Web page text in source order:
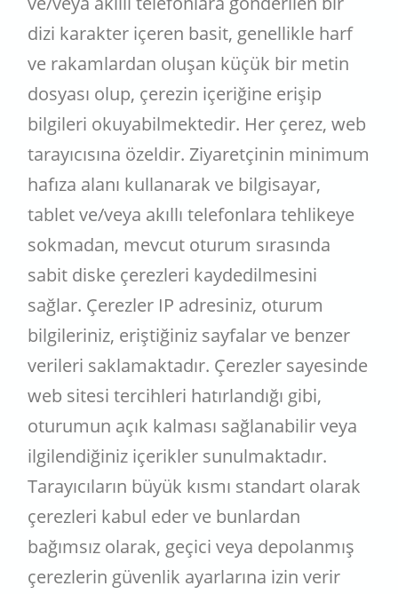
dizi karakter içeren basit, genellikle harf
ve rakamlardan oluşan küçük bir metin
dosyası olup, çerezin içeriğine erişip
bilgileri okuyabilmektedir. Her çerez, web
tarayıcısına özeldir. Ziyaretçinin minimum
hafıza alanı kullanarak ve bilgisayar,
tablet ve/veya akıllı telefonlara tehlikeye
sokmadan, mevcut oturum sırasında
sabit diske çerezleri kaydedilmesini
sağlar. Çerezler IP adresiniz, oturum
bilgileriniz, eriştiğiniz sayfalar ve benzer
verileri saklamaktadır. Çerezler sayesinde
web sitesi tercihleri hatırlandığı gibi,
oturumun açık kalması sağlanabilir veya
ilgilendiğiniz içerikler sunulmaktadır.
Tarayıcıların büyük kısmı standart olarak
çerezleri kabul eder ve bunlardan
bağımsız olarak, geçici veya depolanmış
çerezlerin güvenlik ayarlarına izin verir